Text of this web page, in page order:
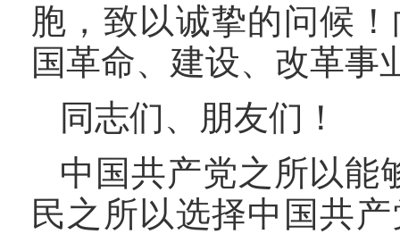
胞，致以诚挚的问候
国革命、建设、改革事
同志们、朋友们！
中国共产党之所以能
民之所以选择中国共